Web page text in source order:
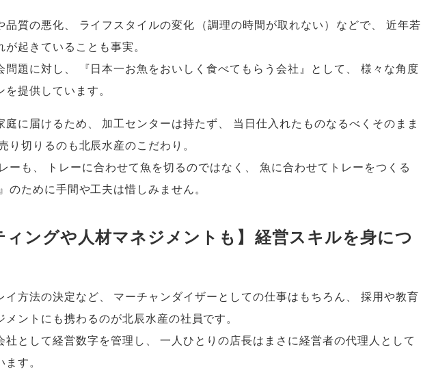
品質の悪化、 ライフスタイルの変化 （調理の時間が取れない） などで、
近年若
が起きていることも事実。
問題に対し 、 『日本一お魚をおいしく食べてもらう会社』として 、
様々な角度
を提供しています。
庭に届けるため、 加工センターは持たず、
当日仕入れたものなるべくそのまま
り切りるのも北辰水産のこだわり 。
ーも 、 トレーに合わせて魚を切るのではなく 、
魚に合わせてトレーをつくる
のために手間や工夫は惜しみません。
ィングや人材マネジメントも】 経営スキルを身につ
イ方法の決定など、 マーチャンダイザーとしての仕事はもちろん、
採用や教育
メントにも携わるのが北辰水産の社員です。
社として経営数字を管理し 、
一人ひとりの店長はまさに経営者の代理人として
ます。